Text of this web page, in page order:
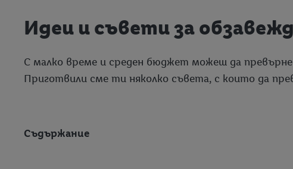
Идеи и съвети за
С малко време и среден бюджет можеш да
Приготвили сме ти няколко съвета, с които да
Съдържание